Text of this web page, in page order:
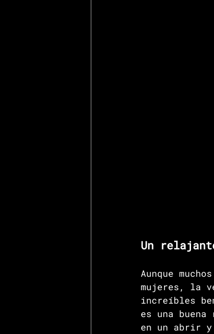
Un
Aunque
mujeres, la
increíbles
es una
en un abrir